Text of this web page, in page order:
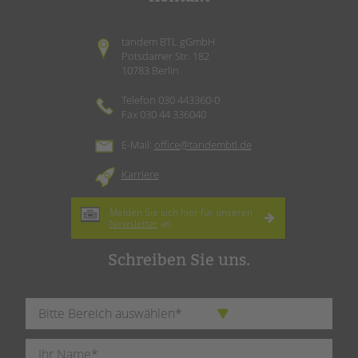
tandem BTL gGmbH
Potsdamer Str. 182
10783 Berlin
Telefon 030 443360-0
Fax 030 44 336040
E-Mail: office@tandembtl.de
Karriere
Melden Sie sich hier für unseren
Newsletter an.
Schreiben Sie uns.